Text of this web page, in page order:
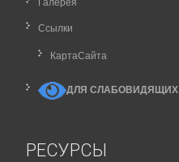
Галерея
Ссылки
КартаCайта
ДЛЯ СЛАБОВИДЯЩИХ
РЕСУРСЫ